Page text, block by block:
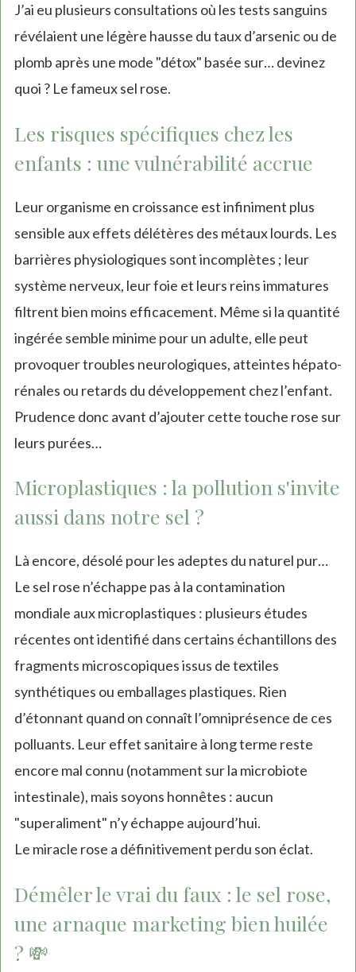
J’ai eu plusieurs consultations où les tests sanguins
révélaient une légère hausse du taux d’arsenic ou de
plomb après une mode "détox" basée sur… devinez
quoi ? Le fameux sel rose.
Les risques spécifiques chez les
enfants : une vulnérabilité accrue
Leur organisme en croissance est infiniment plus
sensible aux effets délétères des métaux lourds. Les
barrières physiologiques sont incomplètes ; leur
système nerveux, leur foie et leurs reins immatures
filtrent bien moins efficacement. Même si la quantité
ingérée semble minime pour un adulte, elle peut
provoquer troubles neurologiques, atteintes hépato-
rénales ou retards du développement chez l’enfant.
Prudence donc avant d’ajouter cette touche rose sur
leurs purées…
Microplastiques : la pollution s'invite
aussi dans notre sel ?
Là encore, désolé pour les adeptes du naturel pur…
Le sel rose n’échappe pas à la contamination
mondiale aux microplastiques : plusieurs études
récentes ont identifié dans certains échantillons des
fragments microscopiques issus de textiles
synthétiques ou emballages plastiques. Rien
d’étonnant quand on connaît l’omniprésence de ces
polluants. Leur effet sanitaire à long terme reste
encore mal connu (notamment sur la microbiote
intestinale), mais soyons honnêtes : aucun
"superaliment" n’y échappe aujourd’hui.
Le miracle rose a définitivement perdu son éclat.
Démêler le vrai du faux : le sel rose,
une arnaque marketing bien huilée
? 💸